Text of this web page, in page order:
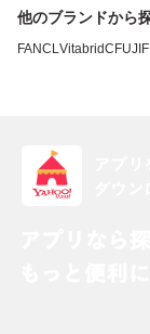
他のブランドから
FANCLVitabridC